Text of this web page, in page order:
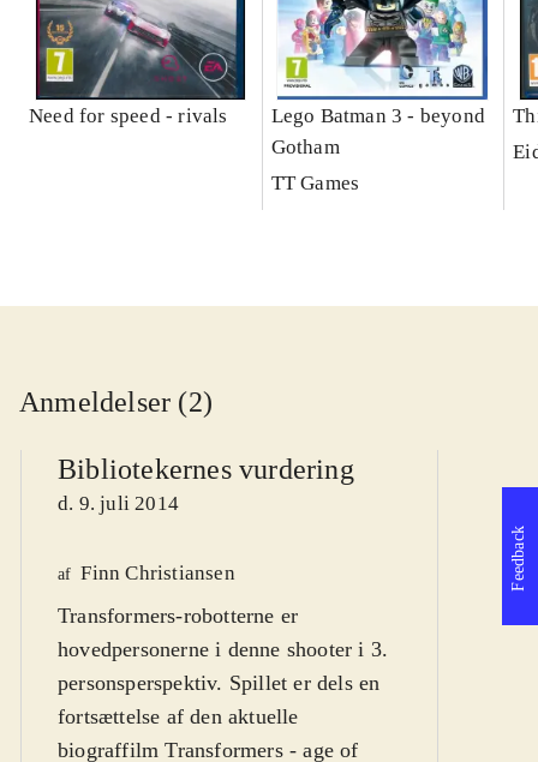
Need for speed - rivals
Lego Batman 3 - beyond
Gotham
TT Games
Anmeldelser (2)
Bibliotekernes vurdering
d. 9. juli 2014
af Finn Christiansen
Transformers-robotterne er
hovedpersonerne i denne shooter i 3.
personsperspektiv. Spillet er dels en
fortsættelse af den aktuelle
biograffilm Transformers - age of
Feedback